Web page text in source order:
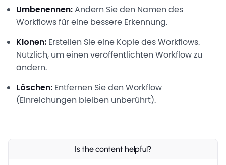
Umbenennen:Ändern Sie den Namen des
Workflows für eine bessere Erkennung.
Klonen: Erstellen Sie eine Kopie des Workflows.
Nützlich, um einen veröffentlichten Workflow zu
ändern.
Löschen: Entfernen Sie den Workflow
(Einreichungen bleiben unberührt).
Is the content helpful?